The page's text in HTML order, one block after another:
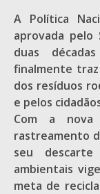
A Política
aprovada
duas
finalmente
dos resíduos
e pelos
Com a
rastreamento
seu
ambientais
meta de